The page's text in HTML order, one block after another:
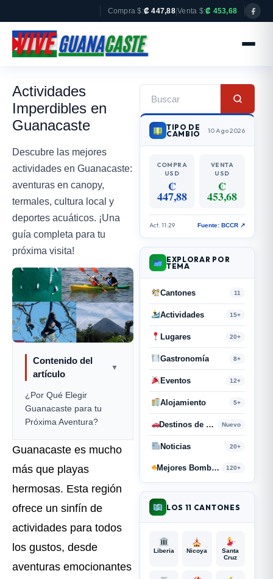
Compra $:₡ 447,88| Venta $:₡ 453,68
Actividades
Imperdibles en
Guanacaste
Descubre las mejores
actividades en Guanacaste:
aventuras en canopy,
termales, cultura local y
deportes acuáticos. ¡Una
guía completa para tu
próxima visita!
Contenido del
artículo
▼
¿Por Qué Elegir
Guanacaste para tu
Próxima Aventura?
Guanacaste es mucho
más que playas
hermosas. Esta región
ofrece un sinfín de
actividades para todos
los gustos, desde
aventuras emocionantes
TIPO DE
CAMBIO 10 Ago 2026
COMPRA
USD
₡
447,88
VENTA
USD
₡
453,68
Act. 11:29 Fuente: BCCR ↗
EXPLORAR POR
TEMA
Cantones 11
Actividades 15+
Lugares 20+
Gastronomía 8+
Eventos 12+
Alojamiento 5+
Destinos de Paso Nuevo
Noticias 20+
Mejores Bombas y Retahílas 120+
LOS 11 CANTONES
Liberia Nicoya
Santa
Cruz